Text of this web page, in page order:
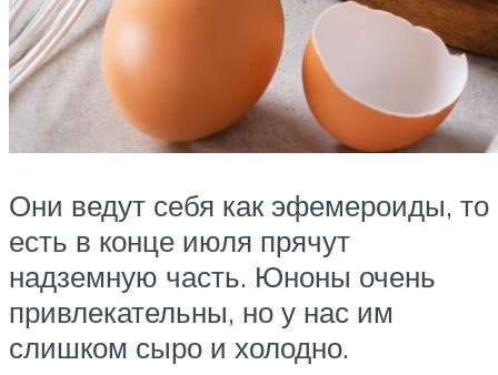
Они ведут себя как эфемероиды, то
есть в конце июля прячут
надземную часть. Юноны очень
привлекательны, но у нас им
слишком сыро и холодно.